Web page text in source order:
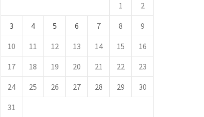
1
2
3 4 5 6 7 8 9
10 11 12 13 14 15 16
17 18 19 20 21 22 23
24 25 26 27 28 29 30
31